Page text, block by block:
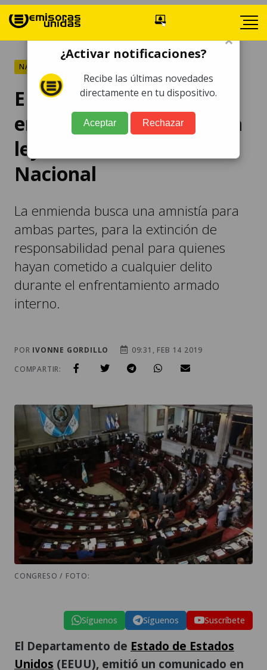
NACIONALES
EEUU preocupado por
enmienda propuesta a la
ley de Reconciliación
Nacional
La enmienda busca una amnistía para
ambas partes, para la extinción de
responsabilidad penal para quienes
hayan cometido a cualquier delito
durante el enfrentamiento armado
interno.
POR IVONNE GORDILLO
09:31, FEB 14 2019
COMPARTIR:
CONGRESO / FOTO:
Síguenos Síguenos Suscríbete
El Departamento de Estado de Estados
Unidos (EEUU), emitió un comunicado en
×
¿Activar notificaciones?
Recibe las últimas novedades
directamente en tu dispositivo.
Aceptar Rechazar